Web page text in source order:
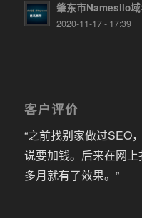
肇东市Namesilo
2020-11-17 - 17:39
客户评价
“之前找别家做过SEO
说要加钱。后来在网
多月就有了效果。”